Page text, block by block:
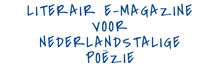
LITERAIR E-MAGAZINE
VOOR
NEDERLANDSTALIGE
POËZIE